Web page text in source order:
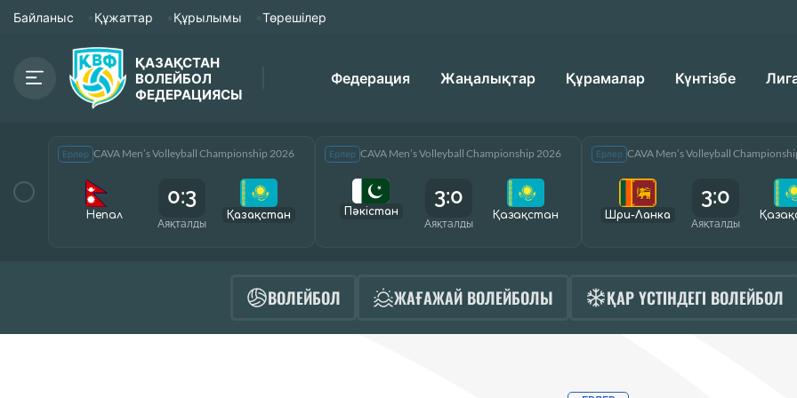
Байланыс Құжаттар Құрылымы Төрешілер
ҚАЗАҚСТАН
ВОЛЕЙБОЛ
ФЕДЕРАЦИЯСЫ
Федерация Жаңалықтар Құрамалар Күнтізбе
Ерлер CAVA Men’s Volleyball Championship 2026
Непал
0:3
Аяқталды
Қазақcтан
Ерлер CAVA Men’s Volleyball Championship 2026
Пәкістан
3:0
Аяқталды
Қазақcтан
Ерлер CAVA Men’s Volleyball
Шри-Ланка
3:0
Аяқталды
ВОЛЕЙБОЛ ЖАҒАЖАЙ ВОЛЕЙБОЛЫ ҚАР ҮСТІНДЕГІ ВОЛЕЙБОЛ